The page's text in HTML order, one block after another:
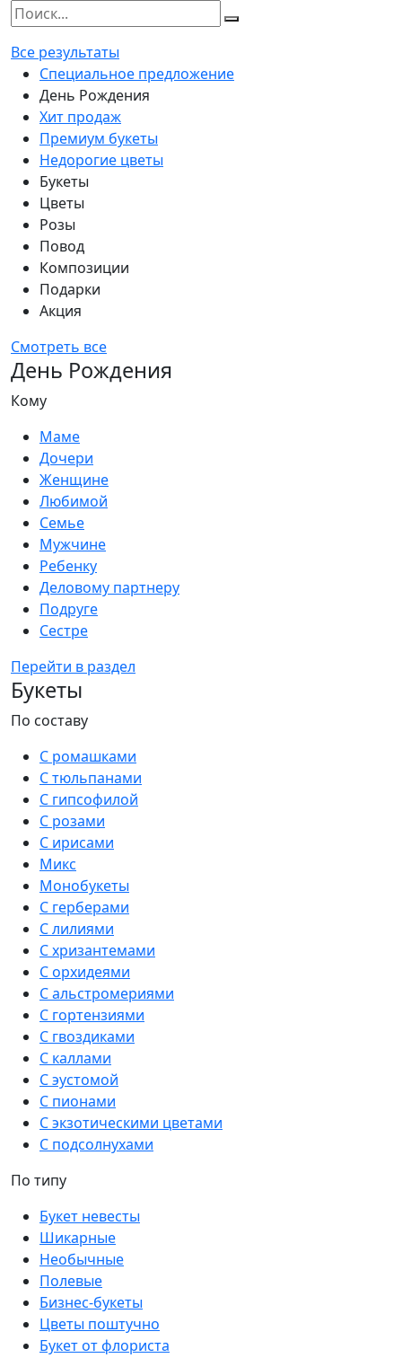
Все результаты
Специальное предложение
День Рождения
Хит продаж
Премиум букеты
Недорогие цветы
Букеты
Цветы
Розы
Повод
Композиции
Подарки
Акция
Смотреть все
День Рождения
Кому
Маме
Дочери
Женщине
Любимой
Семье
Мужчине
Ребенку
Деловому партнеру
Подруге
Сестре
Перейти в раздел
Букеты
По составу
С ромашками
С тюльпанами
С гипсофилой
С розами
С ирисами
Микс
Монобукеты
С герберами
С лилиями
С хризантемами
С орхидеями
С альстромериями
С гортензиями
С гвоздиками
С каллами
С эустомой
С пионами
С экзотическими цветами
С подсолнухами
По типу
Букет невесты
Шикарные
Необычные
Полевые
Бизнес-букеты
Цветы поштучно
Букет от флориста